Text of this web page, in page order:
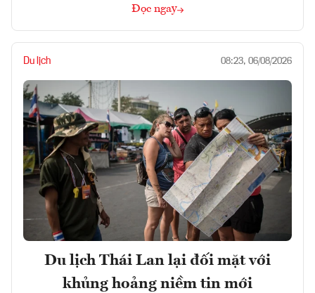
Đọc ngay
Du lịch 08:23, 06/08/2026
Du lịch Thái Lan lại đối mặt với
khủng hoảng niềm tin mới